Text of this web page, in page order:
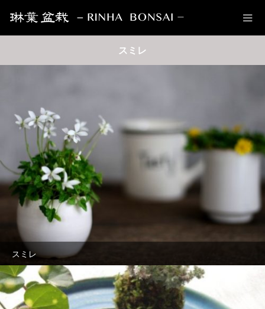
スミレ
スミレ